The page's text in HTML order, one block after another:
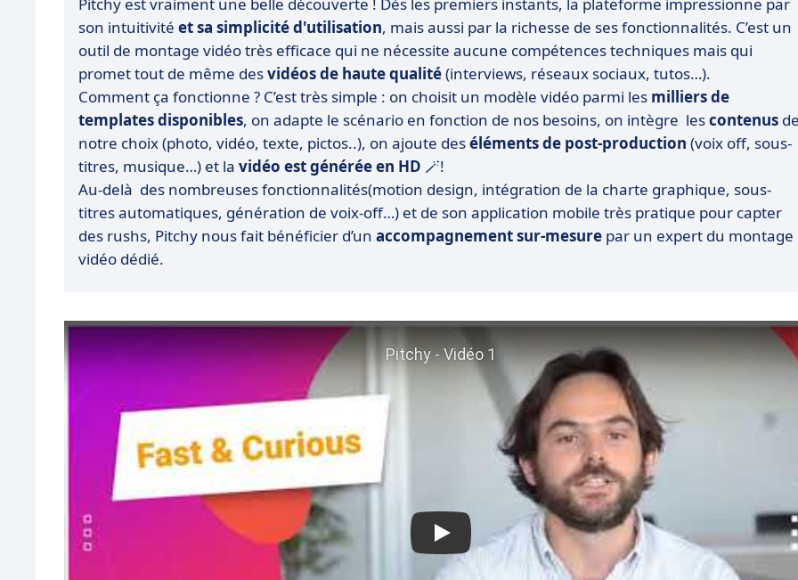
Pitchy est vraiment une belle découverte ! Dès les premiers instants, la plateforme impressionne par
son intuitivité et sa simplicité d'utilisation, mais aussi par la richesse de ses fonctionnalités. C’est un
outil de montage vidéo très efficace qui ne nécessite aucune compétencestechniques mais qui
promet tout de même desvidéos de haute qualité(interviews, réseaux sociaux, tutos…).
Comment ça fonctionne ? C’est très simple : on choisit un modèle vidéo parmi les milliers de
templates disponibles, on adapte le scénario en fonction de nos besoins, on intègre lescontenus
notre choix (photo, vidéo, texte, pictos..), on ajoute deséléments de post-production (voix off, sous-
titres, musique…) et la vidéo est générée en HD 🪄!
Au-delà des nombreuses fonctionnalités(motion design, intégration de la charte graphique, sous-
titres automatiques, génération de voix-off…) et de son application mobile très pratique pour capter
des rushs, Pitchy nous fait bénéficier d’un accompagnement sur-mesure par un expert du montage
vidéo dédié.